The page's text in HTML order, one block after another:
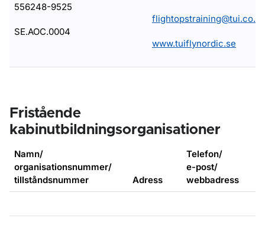
556248-9525
SE.AOC.0004
flightopstraining@tui.co.uk
www.tuiflynordic.se
Fristående
kabinutbildningsorganisationer
Namn/
organisationsnummer/
tillståndsnummer
Adress
Telefon/
e-post/
webbadress